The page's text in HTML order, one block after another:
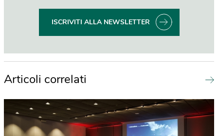
ISCRIVITI ALLA NEWSLETTER
Articoli correlati